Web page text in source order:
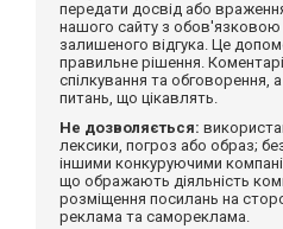
передати досвід або
нашого сайту з обов'язковою
залишеного відгука. Це
правильне рішення.
спілкування та обговорення,
питань, що цікавлять.
Не дозволяється:
лексики, погроз або образ;
іншими конкуруючими
що ображають діяльність
розміщення посилань на
реклама та самореклама.